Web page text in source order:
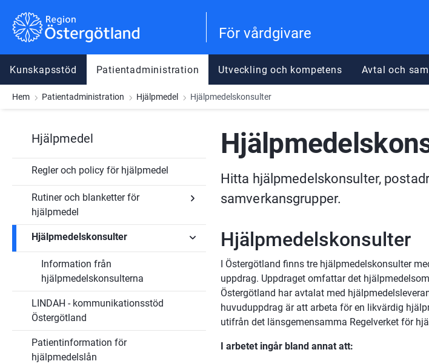
Gå till innehåll
Gå till meny
Gå till sidfot
För vårdgivare
Kunskapsstöd Patientadministration Utveckling och kompetens Avtal och
Hem Patientadministration Hjälpmedel Hjälpmedelskonsulter
Hjälpmedel
Regler och policy för hjälpmedel
Rutiner och blanketter för
hjälpmedel
Undersidor
för
och
blanketter
hjälpmedel
Hjälpmedelskonsulter
Undersidor
Hjälpmedelskonsulter
Information från
hjälpmedelskonsulterna
LINDAH - kommunikationsstöd
Östergötland
Patientinformation för
hjälpmedelslån
Hitta hjälpmedelskonsulter,
samverkansgrupper.
Hjälpmedelskonsulter
I Östergötland finns tre hjälpmedelskonsulter
uppdrag. Uppdraget omfattar det
Östergötland har avtalat med
huvuduppdrag är att arbeta för en likvärdig
utifrån det länsgemensamma Regelverket för
I arbetet ingår bland annat att: